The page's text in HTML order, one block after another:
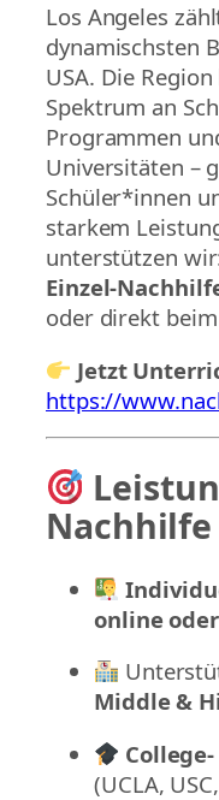
Los Angeles
dynamischsten
USA. Die
Spektrum an
Programmen
Universitäten –
Schüler*innen
starkem
unterstützen
Einzel-
oder direkt
Jetzt
https://
Nachhilfe
online
Middle &
(UCLA,